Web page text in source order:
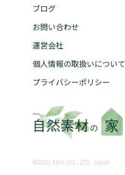
ブログ
お問い合わせ
運営会社
個人情報の取扱いについて
プライバシーポリシー
©︎2021 NAC CO., LTD. Japan